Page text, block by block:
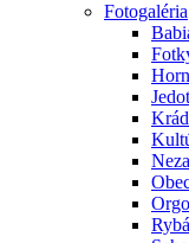
Fotogaléria